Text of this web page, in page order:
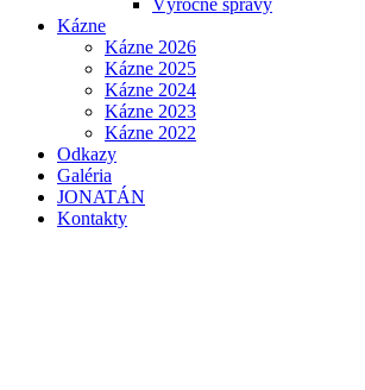
Výročné správy
Kázne
Kázne 2026
Kázne 2025
Kázne 2024
Kázne 2023
Kázne 2022
Odkazy
Galéria
JONATÁN
Kontakty